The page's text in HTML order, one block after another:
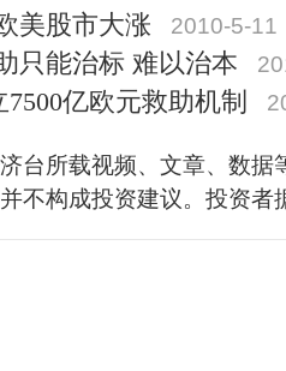
美股市大涨 2010-5-11
只能治标 难以治本
亿欧元救助机制
台所载视频、文章、数据
不构成投资建议。投资者